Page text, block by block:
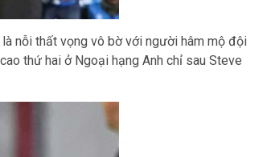
nỗi thất vọng vô bờ với người hâm mộ đội
thứ hai ở Ngoại hạng Anh chỉ sau Steve